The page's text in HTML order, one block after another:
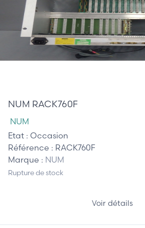
NUM RACK760F
NUM
Etat : Occasion
Référence : RACK760F
Marque : NUM
Rupture de stock
Voir détails